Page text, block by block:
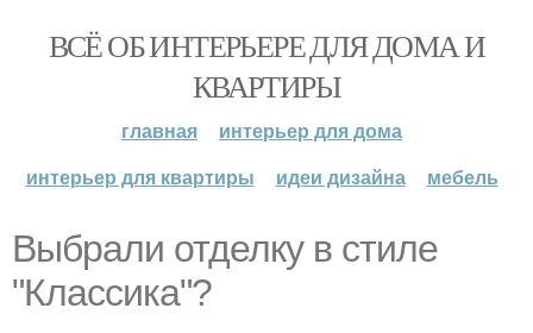
ВСЁ ОБ ИНТЕРЬЕРЕ ДЛЯ ДОМА И
КВАРТИРЫ
главная
интерьер для дома
интерьер для квартиры
идеи дизайна мебель
Выбрали отделку в стиле
"Классика"?